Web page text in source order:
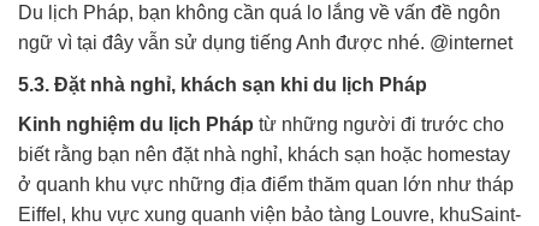
Du lịch Pháp, bạn không cần quá lo lắng về vấn đề ngôn
ngữ vì tại đây vẫn sử dụng tiếng Anh được nhé. @internet
5.3. Đặt nhà nghỉ, khách sạn khi du lịch Pháp
Kinh nghiệm du lịch Pháp từ những người đi trước cho
biết rằng bạn nên đặt nhà nghỉ, khách sạn hoặc homestay
ở quanh khu vực những địa điểm thăm quan lớn như tháp
Eiffel, khu vực xung quanh viện bảo tàng Louvre, khuSaint-